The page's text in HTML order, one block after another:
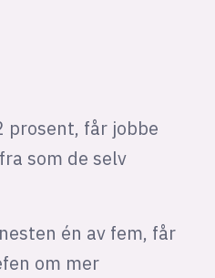
prosent, får jobbe
som de selv
én av fem, får
om mer